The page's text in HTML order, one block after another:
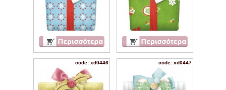
code: xd0446 code: xd0447